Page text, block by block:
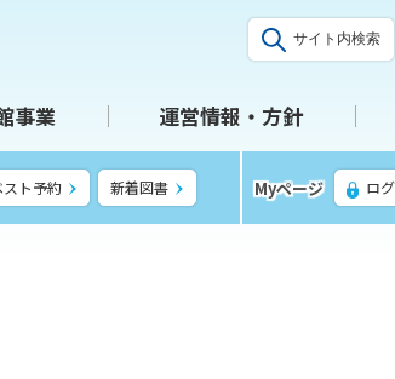
サイト内検索
事業 運営情報・方針
スト予約 新着図書 Myページ ロ